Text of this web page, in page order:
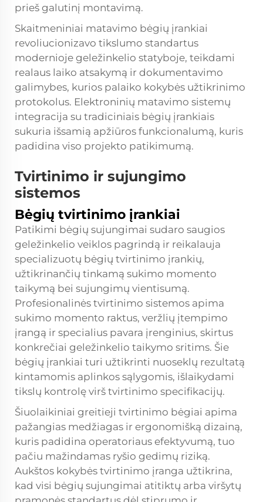
prieš galutinį montavimą.
Skaitmeniniai matavimo bėgių įrankiai
revoliucionizavo tikslumo standartus
modernioje geležinkelio statyboje, teikdami
realaus laiko atsakymą ir dokumentavimo
galimybes, kurios palaiko kokybės užtikrinimo
protokolus. Elektroninių matavimo sistemų
integracija su tradiciniais bėgių įrankiais
sukuria išsamią apžiūros funkcionalumą, kuris
padidina viso projekto patikimumą.
Tvirtinimo ir sujungimo
sistemos
Bėgių tvirtinimo įrankiai
Patikimi bėgių sujungimai sudaro saugios
geležinkelio veiklos pagrindą ir reikalauja
specializuotų bėgių tvirtinimo įrankių,
užtikrinančių tinkamą sukimo momento
taikymą bei sujungimų vientisumą.
Profesionalinės tvirtinimo sistemos apima
sukimo momento raktus, veržlių įtempimo
įrangą ir specialius pavara įrenginius, skirtus
konkrečiai geležinkelio taikymo sritims. Šie
bėgių įrankiai turi užtikrinti nuoseklų rezultatą
kintamomis aplinkos sąlygomis, išlaikydami
tikslų kontrolę virš tvirtinimo specifikacijų.
Šiuolaikiniai greitieji tvirtinimo bėgiai apima
pažangias medžiagas ir ergonomišką dizainą,
kuris padidina operatoriaus efektyvumą, tuo
pačiu mažindamas ryšio gedimų riziką.
Aukštos kokybės tvirtinimo įranga užtikrina,
kad visi bėgių sujungimai atitiktų arba viršytų